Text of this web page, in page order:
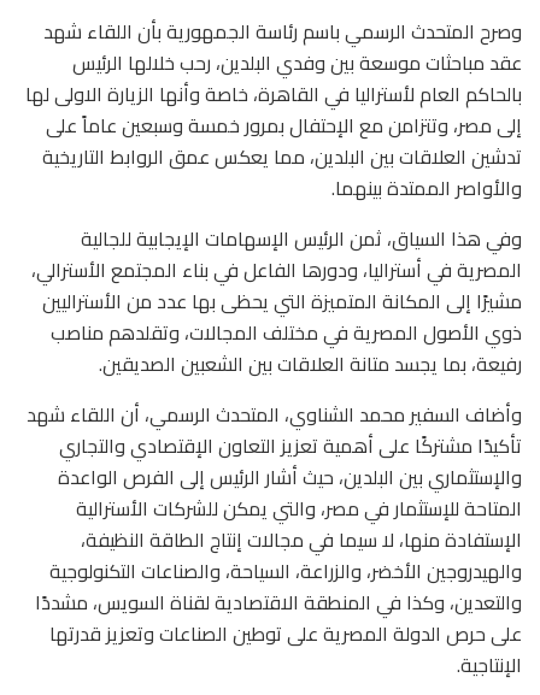
وصرح المتحدث الرسمي باسم رئاسة الجمهورية بأن اللقاء شهد
عقد مباحثات موسعة بين وفدي البلدين، رحب خلالها الرئيس
بالحاكم العام لأستراليا في القاهرة، خاصة وأنها الزيارة الاولى لها
إلى مصر، وتتزامن مع الإحتفال بمرور خمسة وسبعين عاماً على
تدشين العلاقات بين البلدين، مما يعكس عمق الروابط التاريخية
والأواصر الممتدة بينهما.
وفي هذا السياق، ثمن الرئيس الإسهامات الإيجابية للجالية
المصرية في أستراليا، ودورها الفاعل في بناء المجتمع الأسترالي،
مشيرًا إلى المكانة المتميزة التي يحظى بها عدد من الأستراليين
ذوي الأصول المصرية في مختلف المجالات، وتقلدهم مناصب
رفيعة، بما يجسد متانة العلاقات بين الشعبين الصديقين.
وأضاف السفير محمد الشناوي، المتحدث الرسمي، أن اللقاء شهد
تأكيدًا مشتركًا على أهمية تعزيز التعاون الإقتصادي والتجاري
والإستثماري بين البلدين، حيث أشار الرئيس إلى الفرص الواعدة
المتاحة للإستثمار في مصر، والتي يمكن للشركات الأسترالية
الإستفادة منها، لا سيما في مجالات إنتاج الطاقة النظيفة،
والهيدروجين الأخضر، والزراعة، السياحة، والصناعات التكنولوجية
والتعدين، وكذا في المنطقة الاقتصادية لقناة السويس، مشددًا
على حرص الدولة المصرية على توطين الصناعات وتعزيز قدرتها
الإنتاجية.